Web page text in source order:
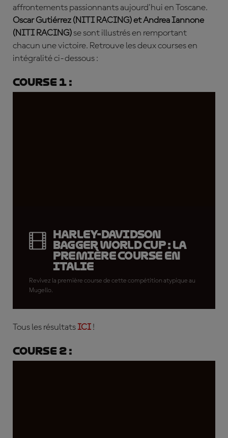
affrontements passionnants aujourd'hui en Toscane.
Oscar Gutiérrez (NITI RACING) et Andrea Iannone
(NITI RACING)se sont illustrés en remportant
chacun une victoire. Retrouve les deux courses en
intégralité ci-dessous :
Course 1 :
Harley-Davidson
Bagger World Cup : la
première course en
Italie
Revivez la première course de cette compétition atypique au
Mugello.
Tous les résultatsICI !
Course 2 :